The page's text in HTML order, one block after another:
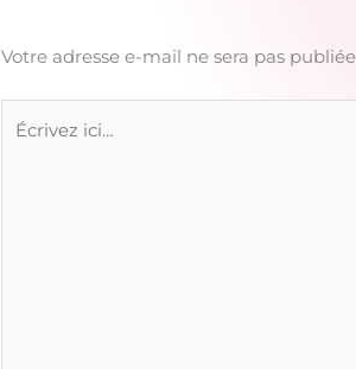
Votre adresse e-mail ne sera pas